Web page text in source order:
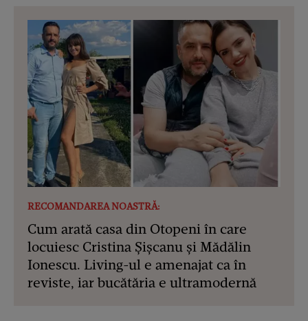
RECOMANDAREA NOASTRĂ:
Cum arată casa din Otopeni în care
locuiesc Cristina Șișcanu și Mădălin
Ionescu. Living-ul e amenajat ca în
reviste, iar bucătăria e ultramodernă